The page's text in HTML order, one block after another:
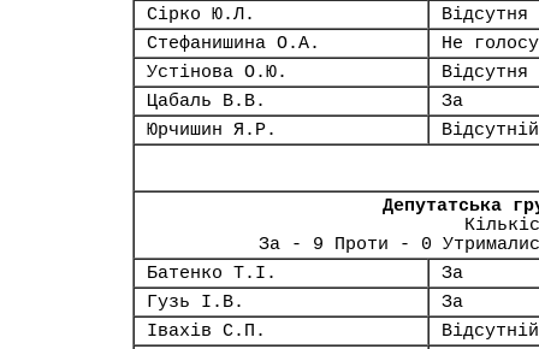
Сірко Ю.Л.
Відсутня
Стефанишина О.А.
Не
Устінова О.Ю.
Відсутня
Цабаль В.В.
За
Юрчишин Я.Р.
Відсутній
Депутатська
За - 9 Проти - 0
Батенко Т.І.
За
Гузь І.В.
За
Івахів С.П.
Відсутній